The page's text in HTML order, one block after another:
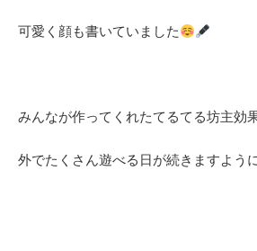
可愛く顔も書いていました
みんなが作ってくれたてるてる坊主効
外でたくさん遊べる日が続きますよう